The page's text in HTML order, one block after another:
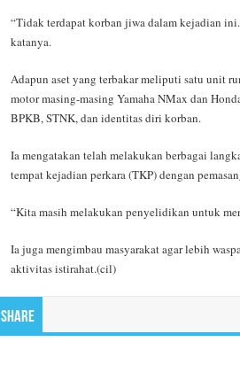
“Tidak terdapat korban jiwa dalam kejadian
katanya.
Adapun aset yang terbakar meliputi satu unit
motor masing-masing Yamaha NMax dan
BPKB, STNK, dan identitas diri korban.
Ia mengatakan telah melakukan berbagai
tempat kejadian perkara (TKP) dengan
“Kita masih melakukan penyelidikan untuk
Ia juga mengimbau masyarakat agar lebih
aktivitas istirahat.(cil)
Share